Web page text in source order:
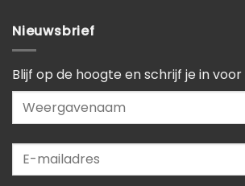
Nieuwsbrief
Blijf op de hoogte en schrijf je in